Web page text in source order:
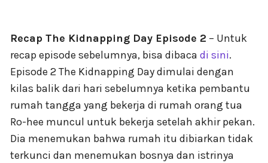
Recap The Kidnapping Day Episode 2 – Untuk
recap episode sebelumnya, bisa dibaca di sini.
Episode 2 The Kidnapping Day dimulai dengan
kilas balik dari hari sebelumnya ketika pembantu
rumah tangga yang bekerja di rumah orang tua
Ro-hee muncul untuk bekerja setelah akhir pekan.
Dia menemukan bahwa rumah itu dibiarkan tidak
terkunci dan menemukan bosnya dan istrinya